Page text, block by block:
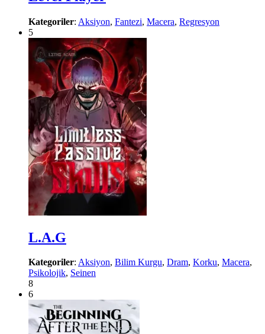
Kategoriler: Aksiyon, Fantezi, Macera, Regresyon
5
L.A.G
Kategoriler: Aksiyon, Bilim Kurgu, Dram, Korku, Macera,
Psikolojik, Seinen
8
6